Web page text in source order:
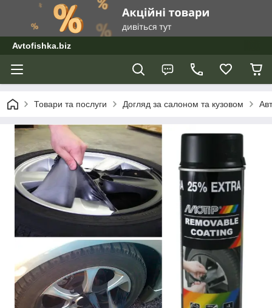
Avtofishka.biz
Товари та послуги Догляд за салоном та кузовом